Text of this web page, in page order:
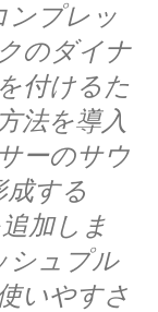
ンプレッ
のダイナ
付けるた
法を導入
ーのサウ
成する
加しま
シュプル
いやすさ